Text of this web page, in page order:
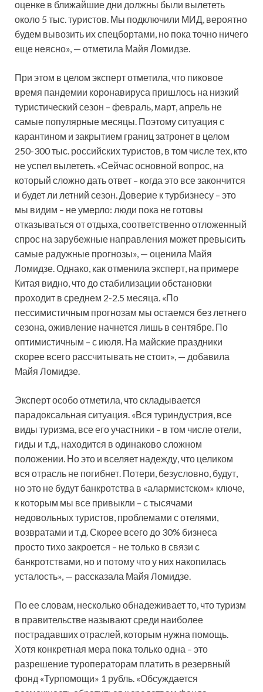
оценке в ближайшие дни должны были вылететь
около 5 тыс. туристов. Мы подключили МИД, вероятно
будем вывозить их спецбортами, но пока точно ничего
еще неясно», — отметила Майя Ломидзе.
При этом в целом эксперт отметила, что пиковое
время пандемии коронавируса пришлось на низкий
туристический сезон – февраль, март, апрель не
самые популярные месяцы. Поэтому ситуация с
карантином и закрытием границ затронет в целом
250-300 тыс. российских туристов, в том числе тех, кто
не успел вылететь. «Сейчас основной вопрос, на
который сложно дать ответ – когда это все закончится
и будет ли летний сезон. Доверие к турбизнесу – это
мы видим – не умерло: люди пока не готовы
отказываться от отдыха, соответственно отложенный
спрос на зарубежные направления может превысить
самые радужные прогнозы», — оценила Майя
Ломидзе. Однако, как отменила эксперт, на примере
Китая видно, что до стабилизации обстановки
проходит в среднем 2-2.5 месяца. «По
пессимистичным прогнозам мы остаемся без летнего
сезона, оживление начнется лишь в сентябре. По
оптимистичным – с июля. На майские праздники
скорее всего рассчитывать не стоит», — добавила
Майя Ломидзе.
Эксперт особо отметила, что складывается
парадоксальная ситуация. «Вся туриндустрия, все
виды туризма, все его участники – в том числе отели,
гиды и т.д., находится в одинаково сложном
положении. Но это и вселяет надежду, что целиком
вся отрасль не погибнет. Потери, безусловно, будут,
но это не будут банкротства в «алармистском» ключе,
к которым мы все привыкли – с тысячами
недовольных туристов, проблемами с отелями,
возвратами и т.д. Скорее всего до 30% бизнеса
просто тихо закроется – не только в связи с
банкротствами, но и потому что у них накопилась
усталость», — рассказала Майя Ломидзе.
По ее словам, несколько обнадеживает то, что туризм
в правительстве называют среди наиболее
пострадавших отраслей, которым нужна помощь.
Хотя конкретная мера пока только одна – это
разрешение туроператорам платить в резервный
фонд «Турпомощи» 1 рубль. «Обсуждается